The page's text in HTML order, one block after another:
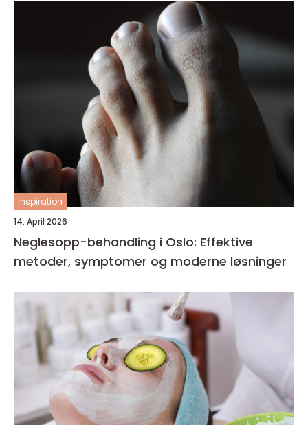
inspiration
14. April 2026
Neglesopp-behandling i Oslo: Effektive
metoder, symptomer og moderne løsninger